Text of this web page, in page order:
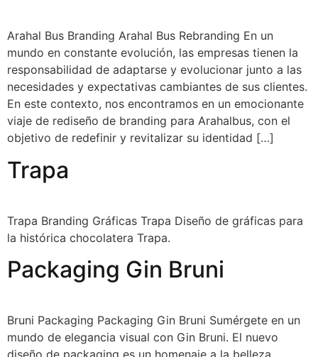
Arahal Bus Branding Arahal Bus Rebranding En un
mundo en constante evolución, las empresas tienen la
responsabilidad de adaptarse y evolucionar junto a las
necesidades y expectativas cambiantes de sus clientes.
En este contexto, nos encontramos en un emocionante
viaje de rediseño de branding para Arahalbus, con el
objetivo de redefinir y revitalizar su identidad […]
Trapa
Trapa Branding Gráficas Trapa Diseño de gráficas para
la histórica chocolatera Trapa.
Packaging Gin Bruni
Bruni Packaging Packaging Gin Bruni Sumérgete en un
mundo de elegancia visual con Gin Bruni. El nuevo